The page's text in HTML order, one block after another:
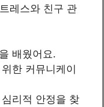
레스와 친구 관
배웠어요.
한 커뮤니케이
리적 안정을 찾